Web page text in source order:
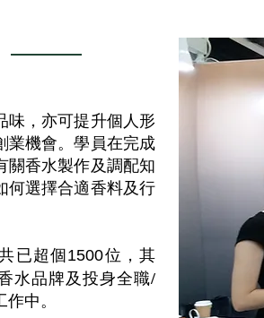
味，亦可提升個人形
業機會。學員在完成
關香水製作及調配知
何選擇合適香料及行
已超個1500位，其
水品牌及投身全職/
中。